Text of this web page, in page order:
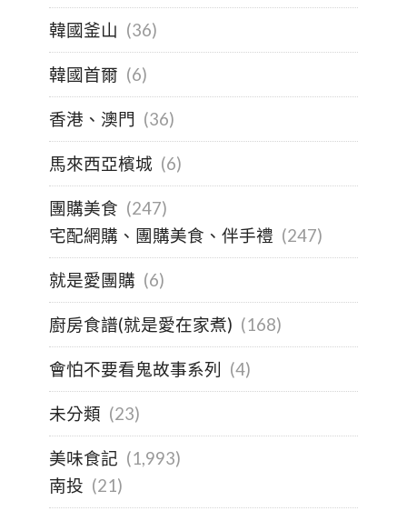
韓國釜山 (36)
韓國首爾 (6)
香港、澳門 (36)
馬來西亞檳城 (6)
團購美食 (247)
宅配網購、團購美食、伴手禮 (247)
就是愛團購 (6)
廚房食譜(就是愛在家煮) (168)
會怕不要看鬼故事系列 (4)
未分類 (23)
美味食記 (1,993)
南投 (21)